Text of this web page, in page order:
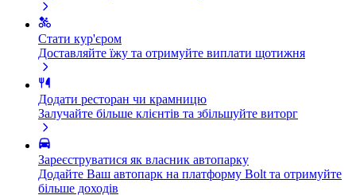
Стати кур'єром
Доставляйте їжу та отримуйте виплати щотижня
Додати ресторан чи крамницю
Залучайте більше клієнтів та збільшуйте виторг
Зареєструватися як власник автопарку
Додайте Ваш автопарк на платформу Bolt та отримуйте
більше доходів